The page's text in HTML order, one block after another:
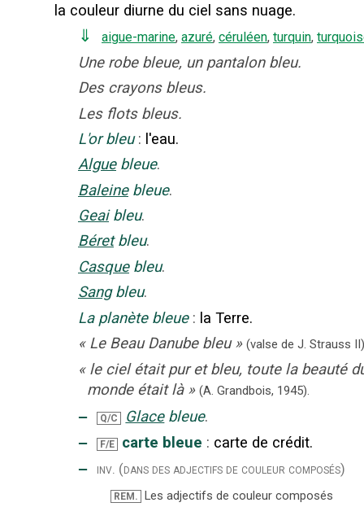
la couleur diurne du ciel sans nuage.
⇓ aigue-marine, azuré, céruléen, turquin,
Une robe bleue, un pantalon bleu.
Des crayons bleus.
Les flots bleus.
L'or bleu : l'eau.
Algue bleue.
Baleine bleue.
Geai bleu.
Béret bleu.
Casque bleu.
Sang bleu.
La planète bleue : la Terre.
« Le Beau Danube bleu » (valse de J. Strauss II
« le ciel était pur et bleu, toute la beauté
monde était là » (A. Grandbois, 1945).
‒ Q/C Glace bleue.
‒ F/E carte bleue : carte de crédit.
‒ inv. (dans des adjectifs de couleur composés)
REM.
Les adjectifs de couleur composés